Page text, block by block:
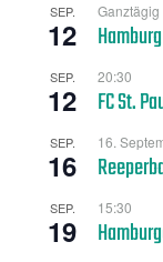
SEP.
12
Ganztägig
SEP.
12
20:30
FC St.
SEP.
16
16.
SEP.
19
15:30